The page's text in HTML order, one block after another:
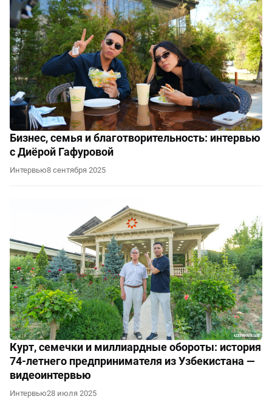
Бизнес, семья и благотворительность: интервью
с Диёрой Гафуровой
Интервью8 сентября 2025
Курт, семечки и миллиардные обороты: история
74-летнего предпринимателя из Узбекистана —
видеоинтервью
Интервью28 июля 2025